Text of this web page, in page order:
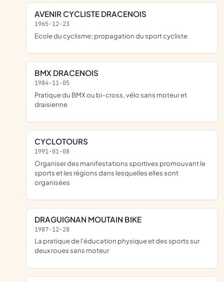
AVENIR CYCLISTE DRACENOIS
1965-12-23
Ecole du cyclisme; propagation du sport cycliste
BMX DRACENOIS
1984-11-05
pratique du BMX ou bi-cross, vélo sans moteur et
draisienne
CYCLOTOURS
1991-01-08
Organiser des manifestations sportives promouvant le
sports et les régions dans lesquelles elles sont
organisées
DRAGUIGNAN MOUTAIN BIKE
1987-12-28
La pratique de l'éducation physique et des sports sur
deux roues sans moteur